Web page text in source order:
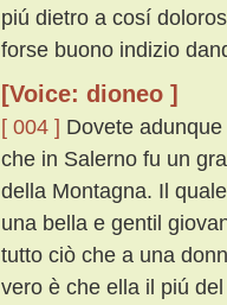
piú dietro a cosí
forse buono indizio
[Voice: dioneo ]
[ 004 ] Dovete
che in Salerno fu un
della Montagna. Il
una bella e gentil
tutto ciò che a una
vero è che ella il piú